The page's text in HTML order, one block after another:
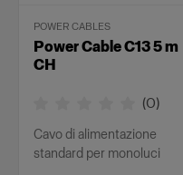
POWER CABLES
Power Cable C13 5 m
CH
(0)
Cavo di alimentazione
standard per monoluci